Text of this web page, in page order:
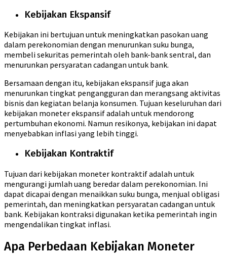
Kebijakan Ekspansif
Kebijakan ini bertujuan untuk meningkatkan pasokan uang
dalam perekonomian dengan menurunkan suku bunga,
membeli sekuritas pemerintah oleh bank-bank sentral, dan
menurunkan persyaratan cadangan untuk bank.
Bersamaan dengan itu, kebijakan ekspansif juga akan
menurunkan tingkat pengangguran dan merangsang aktivitas
bisnis dan kegiatan belanja konsumen. Tujuan keseluruhan dari
kebijakan moneter ekspansif adalah untuk mendorong
pertumbuhan ekonomi. Namun resikonya, kebijakan ini dapat
menyebabkan inflasi yang lebih tinggi.
Kebijakan Kontraktif
Tujuan dari kebijakan moneter kontraktif adalah untuk
mengurangi jumlah uang beredar dalam perekonomian. Ini
dapat dicapai dengan menaikkan suku bunga, menjual obligasi
pemerintah, dan meningkatkan persyaratan cadangan untuk
bank. Kebijakan kontraksi digunakan ketika pemerintah ingin
mengendalikan tingkat inflasi.
Apa Perbedaan Kebijakan Moneter